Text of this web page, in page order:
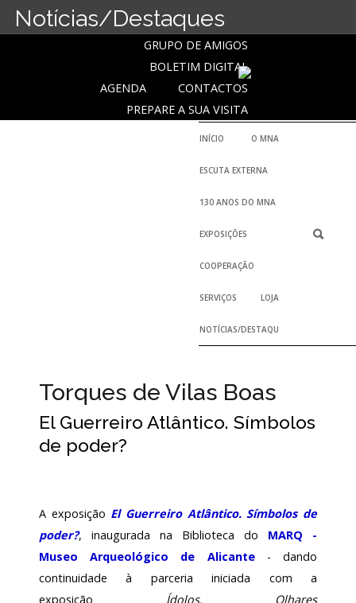
Notícias/Destaques
GRUPO DE AMIGOS
BOLETIM DIGITAL
CONTACTOS
AGENDA
PREPARE A SUA VISITA
INÍCIO O MNA
HISTÓRIA
SERVIÇOS – PREÇÁRIO
ESCUTA EXTERNA
130 ANOS DO MNA
EXPOSIÇÕES
PERMANENTES
HISTÓRICO
COOPERAÇÃO
PROJETOS NACIONAIS
SERVIÇOS
SERVIÇO DE INVENTÁRIO E COLEÇÕES
SERVIÇO DE DOCUMENTAÇÃO
BIBLIOTECA
EDIÇÕES
LABORATÓRIO DE CONSERVAÇÃO E
LOJA
NOTÍCIAS/DESTAQUES
Torques de Vilas Boas
El Guerreiro Atlântico. Símbolos
de poder?
A exposição El Guerreiro Atlântico. Símbolos de
poder?, inaugurada na Biblioteca do MARQ -
Museo Arqueológico de Alicante- dando
continuidade à parceria iniciada com a
exposição Ídolos. Olhares